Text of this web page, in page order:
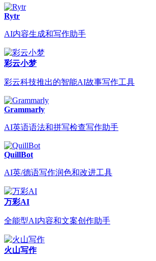
Rytr
AI内容生成和写作助手
彩云小梦
彩云科技推出的智能AI故事写作工具
Grammarly
AI英语语法和拼写检查写作助手
QuillBot
AI英/德语写作润色和改进工具
万彩AI
全能型AI内容和文案创作助手
火山写作